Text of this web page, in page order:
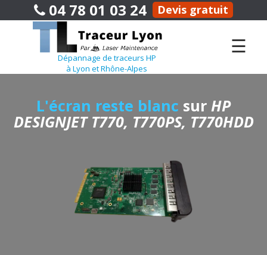
04 78 01 03 24 Devis gratuit
Dépannage de traceurs HP
à Lyon et Rhône-Alpes
☰
L'écran reste blanc sur HP
DESIGNJET T770, T770PS, T770HDD